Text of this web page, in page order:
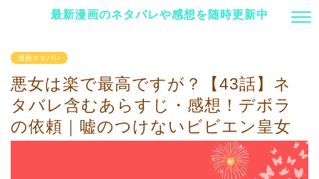
最新漫画のネタバレや感想を随時更新中
漫画ネタバレ
悪女は楽で最高ですが？【43話】ネ
タバレ含むあらすじ・感想！デボラ
の依頼｜嘘のつけないビビエン皇女